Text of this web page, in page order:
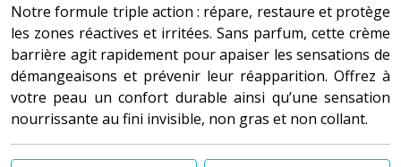
Notre formule triple action : répare, restaure et protège
les zones réactives et irritées. Sans parfum, cette crème
barrière agit rapidement pour apaiser les sensations de
démangeaisons et prévenir leur réapparition. Offrez à
votre peau un confort durable ainsi qu’une sensation
nourrissante au fini invisible, non gras et non collant.